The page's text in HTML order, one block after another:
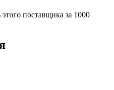
поставщика за 1000